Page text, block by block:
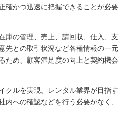
確かつ迅速に把握できることが必要
庫の管理、売上、請回収、仕入、支
先との取引状況など各種情報の一元
ため、顧客満足度の向上と契約機会
クルを実現。レンタル業界が目指す
内への確認などを行う必要がなく、